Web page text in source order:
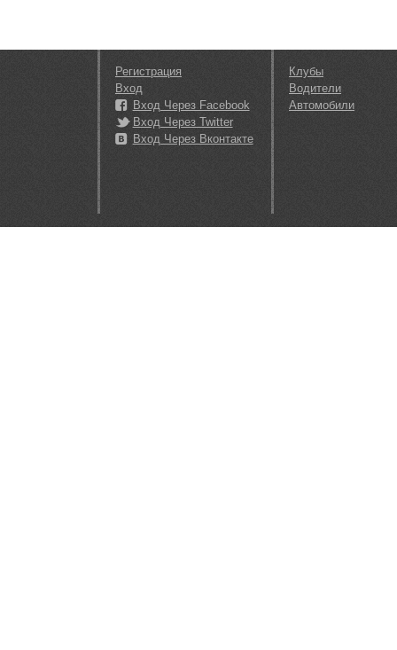
Регистрация
Вход
Вход Через Facebook
Вход Через Twitter
Вход Через Вконтакте
Клубы
Водители
Автомобили